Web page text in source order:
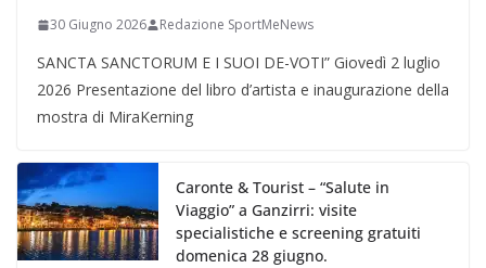
30 Giugno 2026 Redazione SportMeNews
SANCTA SANCTORUM E I SUOI DE-VOTI” Giovedì 2 luglio
2026 Presentazione del libro d’artista e inaugurazione della
mostra di MiraKerning
Caronte & Tourist – “Salute in
Viaggio” a Ganzirri: visite
specialistiche e screening gratuiti
domenica 28 giugno.